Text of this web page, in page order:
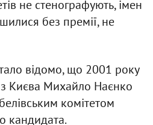
не стенографують, імен
без премії, не
відомо, що 2001 року
з Києва Михайло Наєнко
комітетом
кандидата.